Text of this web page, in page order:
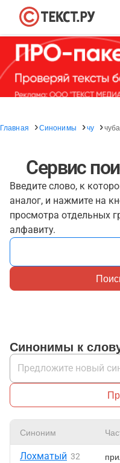
Главная Синонимы чу
Сервис
Введите слово, к
аналог, и нажмите на
просмотра отдельных
алфавиту.
Синонимы к
Синоним
Лохматый 32